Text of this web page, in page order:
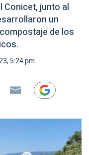
Conicet, junto al
un
de los
5:24 pm